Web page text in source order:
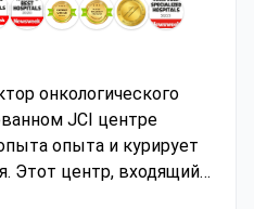
онкологического
JCI центре
опыта и курирует
Этот центр, входящий
Newsweek,